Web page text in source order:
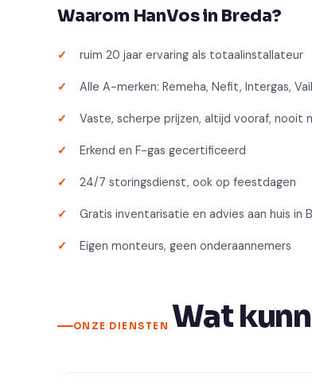
Waarom HanVos in Breda?
ruim 20 jaar ervaring als totaalinstallateur
Alle A-merken: Remeha, Nefit, Intergas,
Vaste, scherpe prijzen, altijd vooraf, nooit
Erkend en F-gas gecertificeerd
24/7 storingsdienst, ook op feestdagen
Gratis inventarisatie en advies aan huis in
Eigen monteurs, geen onderaannemers
ONZE DIENSTEN Wat